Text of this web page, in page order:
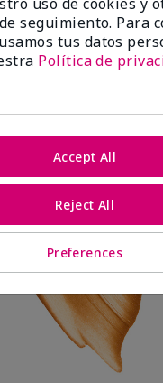
seguimiento. Para
tus datos
Política de
Preferences
Reject All
Accept All